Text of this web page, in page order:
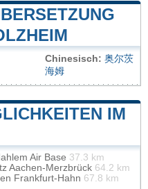
Chinesisch: 奥尔茨
海姆
IM
Air Base 37.3 km
Aachen-Merzbrück 64.2 km
Frankfurt-Hahn 67.8 km